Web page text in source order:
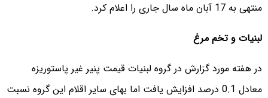
منتهی به 17 آبان ماه سال جاری را اعلام کرد.
لبنیات و تخم مرغ
در هفته مورد گزارش در گروه لبنیات قیمت پنیر غیر پاستوریزه
معادل 0.1 درصد افزایش یافت اما بهای سایر اقلام این گروه نسبت